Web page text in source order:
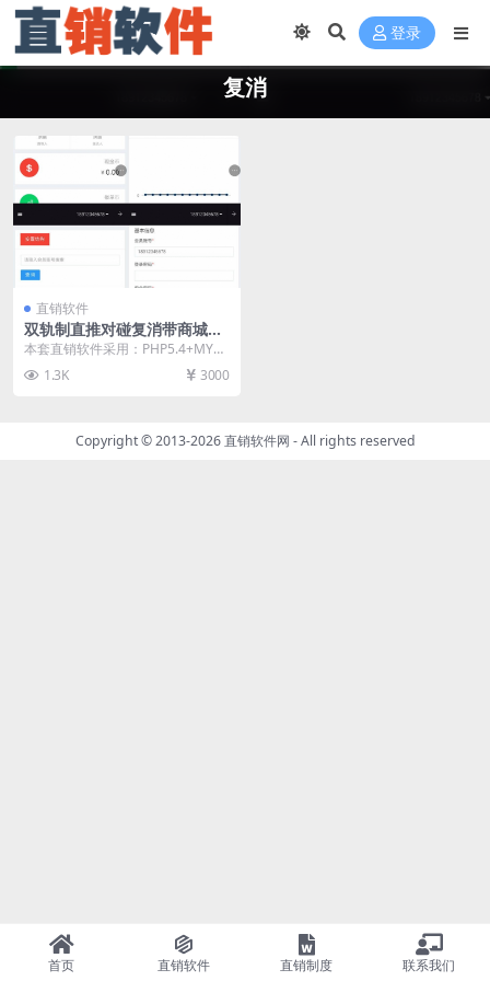
登录
复消
直销软件
双轨制直推对碰复消带商城直
销软件 直销系统 直销管理软
本套直销软件采用：PHP5.4+MYS
QL开发，是一套双轨制直推对碰复
消带商城直...
1.3K 3000
Copyright © 2013-2026直销软件网 - All rights reserved
首页 直销软件 直销制度 联系我们